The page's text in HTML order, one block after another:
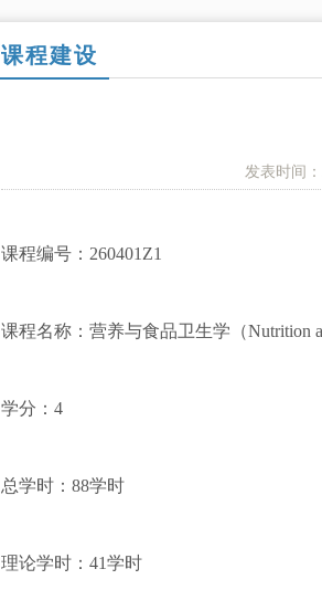
课程建设
发表时间
课程编号：260401Z1
课程名称：营养与食品卫生学（Nutrition
学分：4
总学时：88学时
理论学时：41学时